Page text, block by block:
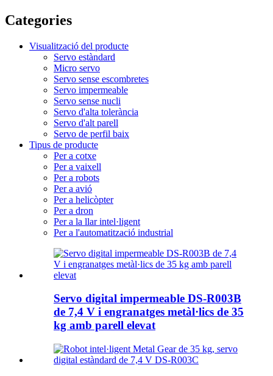
Categories
Visualització del producte
Servo estàndard
Micro servo
Servo sense escombretes
Servo impermeable
Servo sense nucli
Servo d'alta tolerància
Servo d'alt parell
Servo de perfil baix
Tipus de producte
Per a cotxe
Per a vaixell
Per a robots
Per a avió
Per a helicòpter
Per a dron
Per a la llar intel·ligent
Per a l'automatització industrial
Servo digital impermeable DS-R003B
de 7,4 V i engranatges metàl·lics de 35
kg amb parell elevat